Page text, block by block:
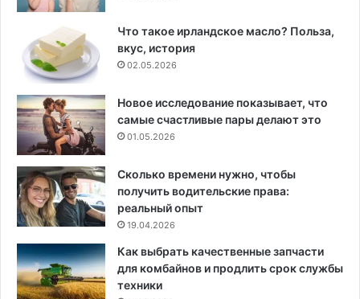
Что такое ирландское масло? Польза,
вкус, история
02.05.2026
Новое исследование показывает, что
самые счастливые пары делают это
01.05.2026
Сколько времени нужно, чтобы
получить водительские права:
реальный опыт
19.04.2026
Как выбрать качественные запчасти
для комбайнов и продлить срок службы
техники